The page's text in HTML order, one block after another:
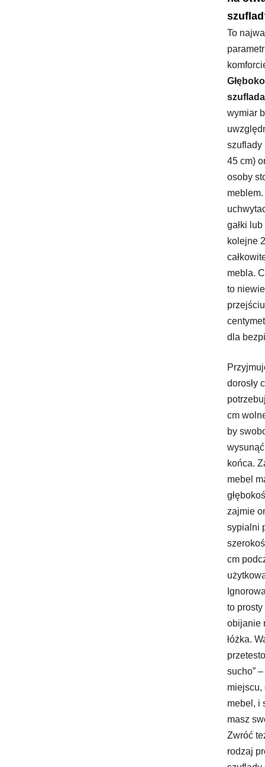
To
wymiar
szuflady
45 cm)
osoby
gałki
kolejne
mebla.
to
dla
dorosły
cm
by
końca.
mebel
zajmie
sypialni
cm
to
obijanie
łóżka.
sucho”
miejscu,
mebel, i
masz
Zwróć
rodzaj